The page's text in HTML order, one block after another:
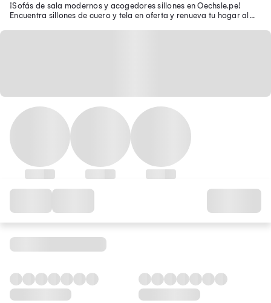
¡Sofás de sala modernos y acogedores sillones en Oechsle.pe!
Encuentra sillones de cuero y tela en oferta y renueva tu hogar al